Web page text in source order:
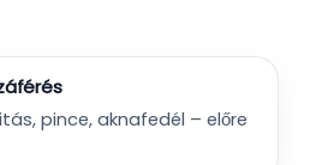
pince, aknafedél – előre